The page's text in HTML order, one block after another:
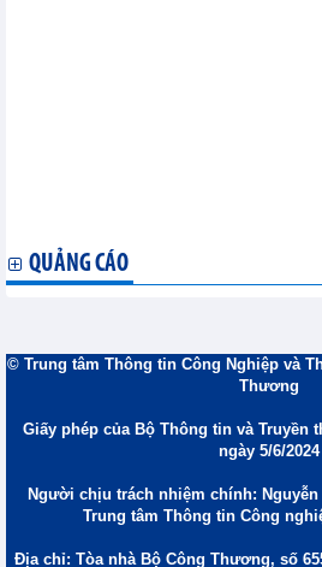
QUẢNG CÁO
© Trung tâm Thông tin Công Nghiệp và
Thương
Giấy phép của Bộ Thông tin và Truyền
ngày 5/6/2024
Người chịu trách nhiệm chính:
Trung tâm Thông tin Công
Địa chỉ: Tòa nhà Bộ Công Thương, số